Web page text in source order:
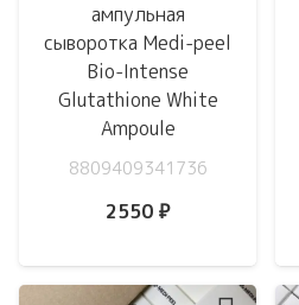
ампульная
сыворотка Medi-peel
Bio-Intense
Glutathione White
Ampoule
8809409341736
2550 ₽